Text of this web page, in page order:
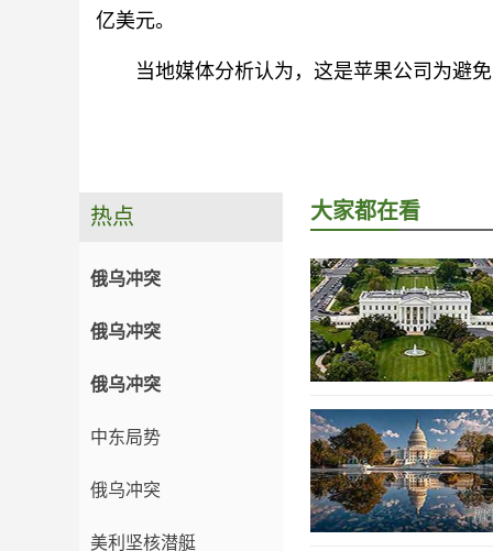
亿美元。
当地媒体分析认为，这是苹果公司为避
热点
俄乌冲突
俄乌冲突
俄乌冲突
中东局势
俄乌冲突
美利坚核潜艇
大家都在看